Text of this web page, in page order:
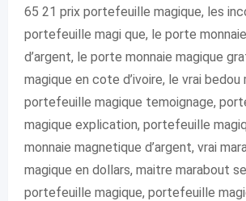
65 21 prix portefeuille magique, les
portefeuille magi que, le porte
d’argent, le porte monnaie magique
magique en cote d’ivoire, le vrai bedou
portefeuille magique temoignage,
magique explication, portefeuille
monnaie magnetique d’argent, vrai
magique en dollars, maitre marabout
portefeuille magique, portefeuille